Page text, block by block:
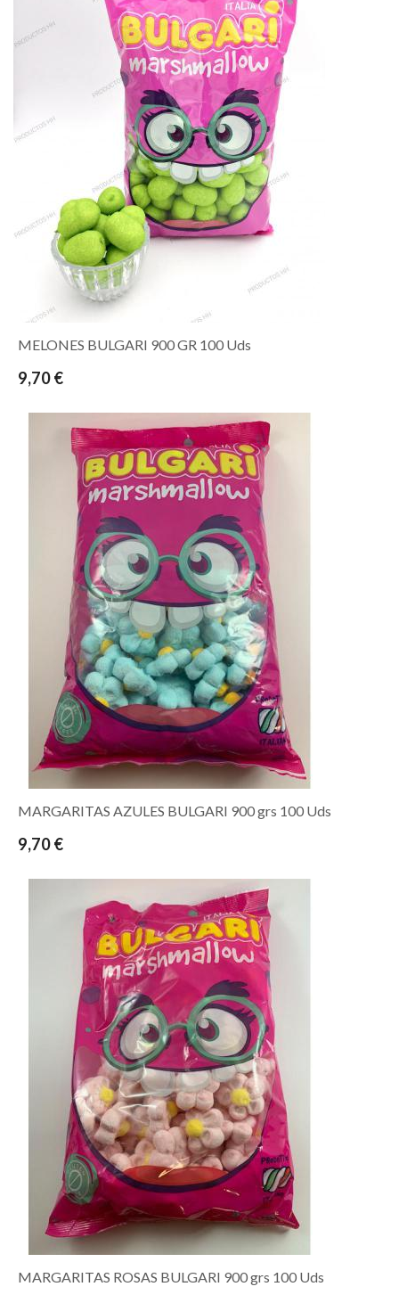
MELONES BULGARI 900 GR 100 Uds
9,70 €
MARGARITAS AZULES BULGARI 900 grs 100 Uds
9,70 €
MARGARITAS ROSAS BULGARI 900 grs 100 Uds